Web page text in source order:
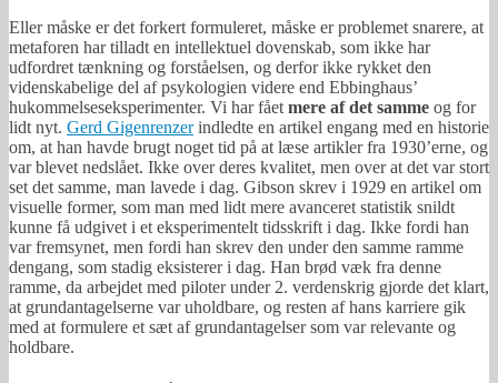
Eller måske er det forkert formuleret, måske er problemet snarere, at
metaforen har tilladt en intellektuel dovenskab, som ikke har
udfordret tænkning og forståelsen, og derfor ikke rykket den
videnskabelige del af psykologien videre end Ebbinghaus’
hukommelseseksperimenter. Vi har fået mere af det samme og for
lidt nyt. Gerd Gigenrenzerindledte en artikel engang med en historie
om, at han havde brugt noget tid på at læse artikler fra 1930’erne, og
var blevet nedslået. Ikke over deres kvalitet, men over at det var stort
set det samme, man lavede i dag. Gibson skrev i 1929 en artikel om
visuelle former, som man med lidt mere avanceret statistik snildt
kunne få udgivet i et eksperimentelt tidsskrift i dag. Ikke fordi han
var fremsynet, men fordi han skrev den under den samme ramme
dengang, som stadig eksisterer i dag. Han brød væk fra denne
ramme, da arbejdet med piloter under 2. verdenskrig gjorde det klart,
at grundantagelserne var uholdbare, og resten af hans karriere gik
med at formulere et sæt af grundantagelser som var relevante og
holdbare.